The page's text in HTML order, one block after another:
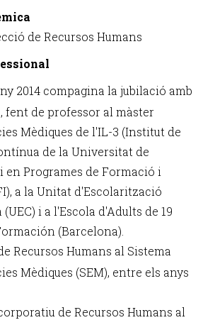
de Recursos Humans
2014 compagina la jubilació amb
fent de professor al màster
Mèdiques de l'IL-3 (Institut de
de la Universitat de
en Programes de Formació i
a la Unitat d'Escolarització
i a l'Escola d'Adults de 19
(Barcelona).
Recursos Humans al Sistema
Mèdiques (SEM), entre els anys
de Recursos Humans al